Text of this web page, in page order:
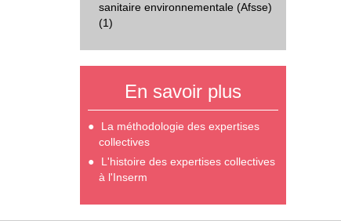
sanitaire environnementale (Afsse)
(1)
En savoir plus
La méthodologie des expertises
collectives
L'histoire des expertises collectives
à l'Inserm